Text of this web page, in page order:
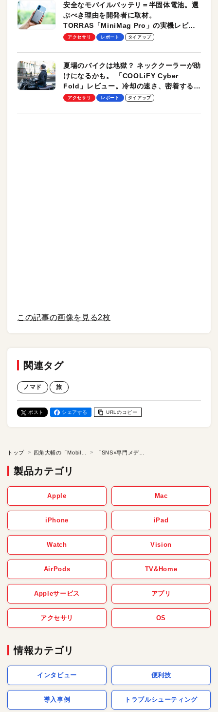
安全なモバイルバッテリ＝半固体電池。選
ぶべき理由を開発者に取材。
TORRAS「MiniMag Pro」の実機レビュ
ーも
アクセサリ レポート タイアップ
夏場のバイクは地獄？ ネッククーラーが助
けになるかも。 「COOLiFY Cyber
Fold」レビュー。冷却の速さ、密着する冷
却プレート、シンプルな操作性がグッド！
アクセサリ レポート タイアップ
この記事の画像を見る2枚
関連タグ
ノマド 旅
ポスト シェアする URLのコピー
トップ
製品カテゴリ
Apple Mac
iPhone iPad
Watch Vision
AirPods TV&Home
Appleサービス アプリ
アクセサリ OS
情報カテゴリ
インタビュー 便利技
導入事例 トラブルシューティング